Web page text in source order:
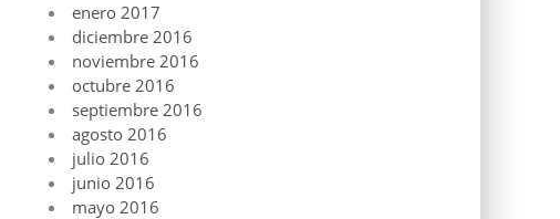
enero 2017
diciembre 2016
noviembre 2016
octubre 2016
septiembre 2016
agosto 2016
julio 2016
junio 2016
mayo 2016